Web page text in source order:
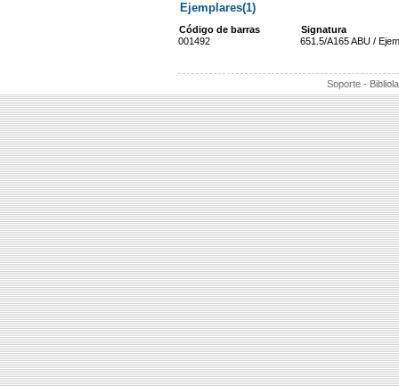
Ejemplares(1)
Código de barras
Signatura
001492
651.5/A165 ABU /
Soporte -